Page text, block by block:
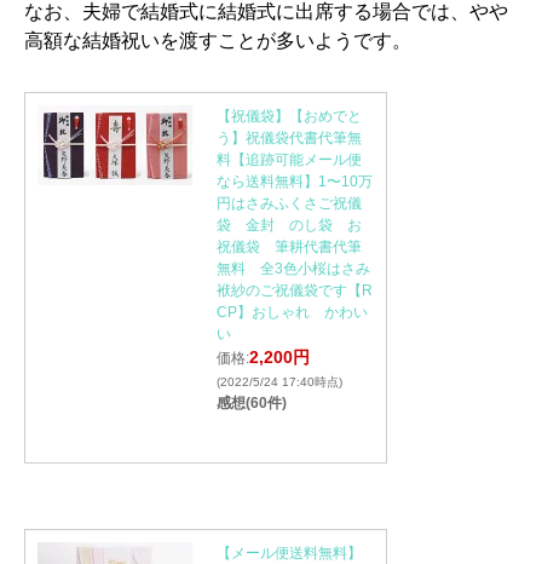
なお、夫婦で結婚式に結婚式に出席する場合では、やや
高額な結婚祝いを渡すことが多いようです。
【祝儀袋】【おめでと
う】祝儀袋代書代筆無
料【追跡可能メール便
なら送料無料】1〜10万
円はさみふくさご祝儀
袋 金封 のし袋 お
祝儀袋 筆耕代書代筆
無料 全3色小桜はさみ
袱紗のご祝儀袋です【R
CP】おしゃれ かわい
い
価格:2,200円
(2022/5/24 17:40時点)
感想(60件)
【メール便送料無料】